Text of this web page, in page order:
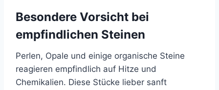
Besondere Vorsicht bei
empfindlichen Steinen
Perlen, Opale und einige organische Steine
reagieren empfindlich auf Hitze und
Chemikalien. Diese Stücke lieber sanft